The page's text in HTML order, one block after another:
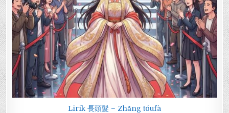
Lirik 長頭髮 – Zhǎng tóufà